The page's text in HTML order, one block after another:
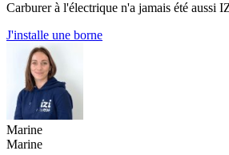
Carburer à l'électrique n'a jamais été aussi
J'installe une borne
Marine
Marine